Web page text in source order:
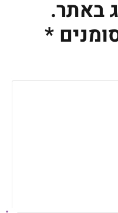
באתר.
*